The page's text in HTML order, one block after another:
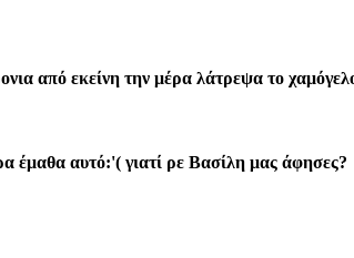
από εκείνη την μέρα λάτρεψα το
έμαθα αυτό:'( γιατί ρε Βασίλη μας άφησες?